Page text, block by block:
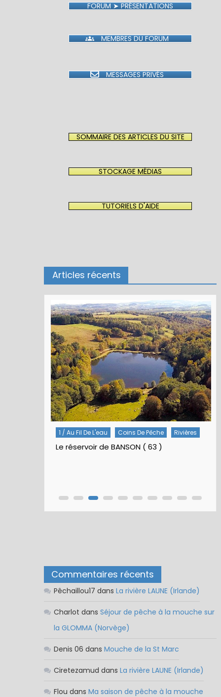
FORUM ➤ PRÉSENTATIONS
MEMBRES DU FORUM
MESSAGES PRIVÉS
SOMMAIRE DES ARTICLES DU SITE
STOCKAGE MÉDIAS
TUTORIELS D'AIDE
Articles récents
5 / Fiches Montage Artificielles
Commentaires récents
Pêchaillou17 dans La rivière LAUNE (Irlande)
Charlot dans Séjour de pêche à la mouche sur
la GLOMMA (Norvège)
Denis 06 dans Mouche de la St Marc
Ciretezamud dans La rivière LAUNE (Irlande)
Flou dans Ma saison de pêche à la mouche